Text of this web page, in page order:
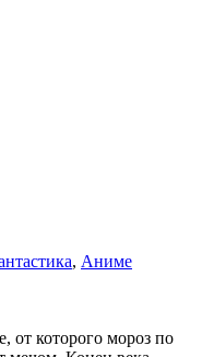
, Аниме
от которого мороз по